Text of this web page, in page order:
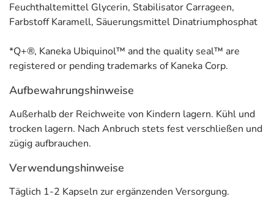
Feuchthaltemittel Glycerin, Stabilisator Carrageen,
Farbstoff Karamell, Säuerungsmittel Dinatriumphosphat
*Q+®, Kaneka Ubiquinol™ and the quality seal™ are
registered or pending trademarks of Kaneka Corp.
Aufbewahrungshinweise
Außerhalb der Reichweite von Kindern lagern. Kühl und
trocken lagern. Nach Anbruch stets fest verschließen und
zügig aufbrauchen.
Verwendungshinweise
Täglich 1-2 Kapseln zur ergänzenden Versorgung.